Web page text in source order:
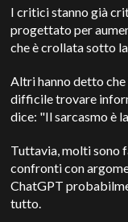
I critici stanno già
progettato per
che è crollata sotto
Altri hanno detto
difficile trovare
dice: "Il sarcasmo è
Tuttavia, molti sono
confronti con
ChatGPT
tutto.